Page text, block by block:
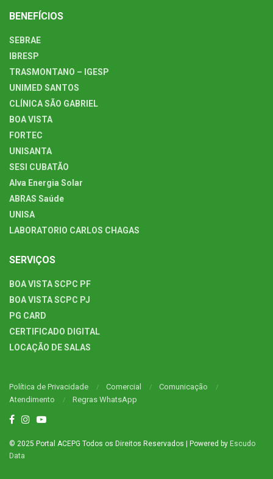
BENEFÍCIOS
SEBRAE
IBRESP
TRASMONTANO – IGESP
UNIMED SANTOS
CLÍNICA SÃO GABRIEL
BOA VISTA
FORTEC
UNISANTA
SESI CUBATÃO
Alva Energia Solar
ABRAS Saúde
UNISA
LABORATORIO CARLOS CHAGAS
SERVIÇOS
BOA VISTA SCPC PF
BOA VISTA SCPC PJ
PG CARD
CERTIFICADO DIGITAL
LOCAÇÃO DE SALAS
Política de Privacidade Comercial
Comunicação
Atendimento
Regras WhatsApp
© 2025 Portal ACEPG Todos os Direitos Reservados | Powered by Escudo
Data